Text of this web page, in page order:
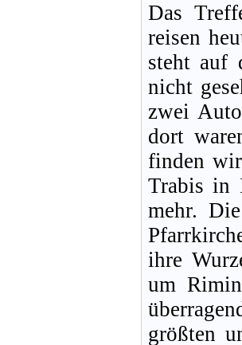
Das
reisen
steht auf
nicht
zwei
dort
finden
Trabis in
mehr.
ihre
um
größten